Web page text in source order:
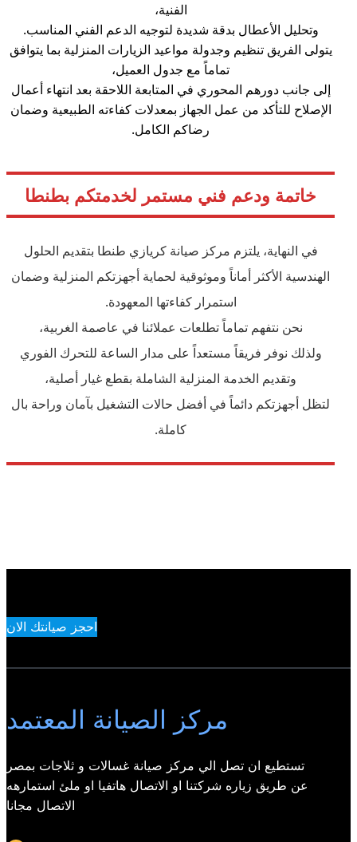
الفنية،
وتحليل الأعطال بدقة شديدة لتوجيه الدعم الفني المناسب.
يتولى الفريق تنظيم وجدولة مواعيد الزيارات المنزلية بما يتوافق
تماماً مع جدول العميل،
إلى جانب دورهم المحوري في المتابعة اللاحقة بعد انتهاء أعمال
الإصلاح للتأكد من عمل الجهاز بمعدلات كفاءته الطبيعية وضمان
رضاكم الكامل.
خاتمة ودعم فني مستمر لخدمتكم بطنطا
في النهاية، يلتزم مركز صيانة كريازي طنطا بتقديم الحلول
الهندسية الأكثر أماناً وموثوقية لحماية أجهزتكم المنزلية وضمان
استمرار كفاءتها المعهودة.
نحن نتفهم تماماً تطلعات عملائنا في عاصمة الغربية،
ولذلك نوفر فريقاً مستعداً على مدار الساعة للتحرك الفوري
وتقديم الخدمة المنزلية الشاملة بقطع غيار أصلية،
لتظل أجهزتكم دائماً في أفضل حالات التشغيل بآمان وراحة بال
كاملة.
احجز صيانتك الان
مركز الصيانة المعتمد
تستطيع ان تصل الي مركز صيانة غسالات و ثلاجات بمصر
عن طريق زياره شركتنا او الاتصال هاتفيا او ملئ استمارهه
الاتصال مجانا